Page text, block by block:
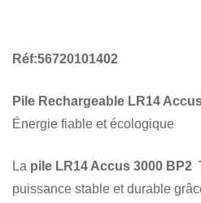
Réf:56720101402
Pile Rechargeable LR14
Énergie fiable et écologique
La pile LR14 Accus 3000 BP2
puissance stable et durable